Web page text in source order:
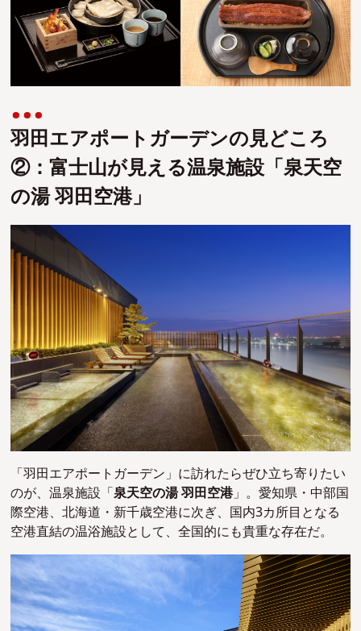
羽田エアポートガーデンの見どころ
②：富士山が見える温泉施設「泉天空
の湯 羽田空港」
「羽田エアポートガーデン」に訪れたらぜひ立ち寄りたい
のが、温泉施設「泉天空の湯 羽田空港」。愛知県・中部国
際空港、北海道・新千歳空港に次ぎ、国内3カ所目となる
空港直結の温浴施設として、全国的にも貴重な存在だ。